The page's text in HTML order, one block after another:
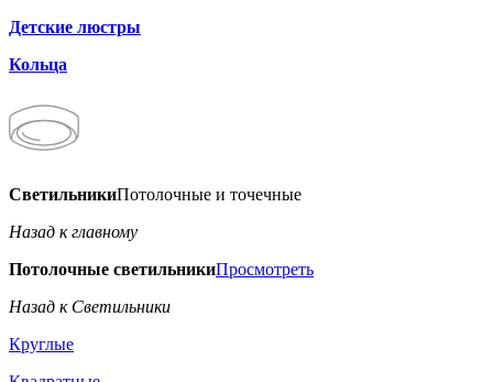
Детские люстры
Кольца
СветильникиПотолочные и точечные
Назад к главному
Потолочные светильникиПросмотреть
Назад к Светильники
Круглые